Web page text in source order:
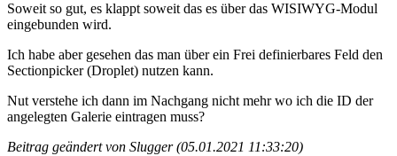
Soweit so gut, es klappt soweit das es über das WISIWYG-Modul
eingebunden wird.
Ich habe aber gesehen das man über ein Frei definierbares Feld den
Sectionpicker (Droplet) nutzen kann.
Nut verstehe ich dann im Nachgang nicht mehr wo ich die ID der
angelegten Galerie eintragen muss?
Beitrag geändert von Slugger (05.01.2021 11:33:20)